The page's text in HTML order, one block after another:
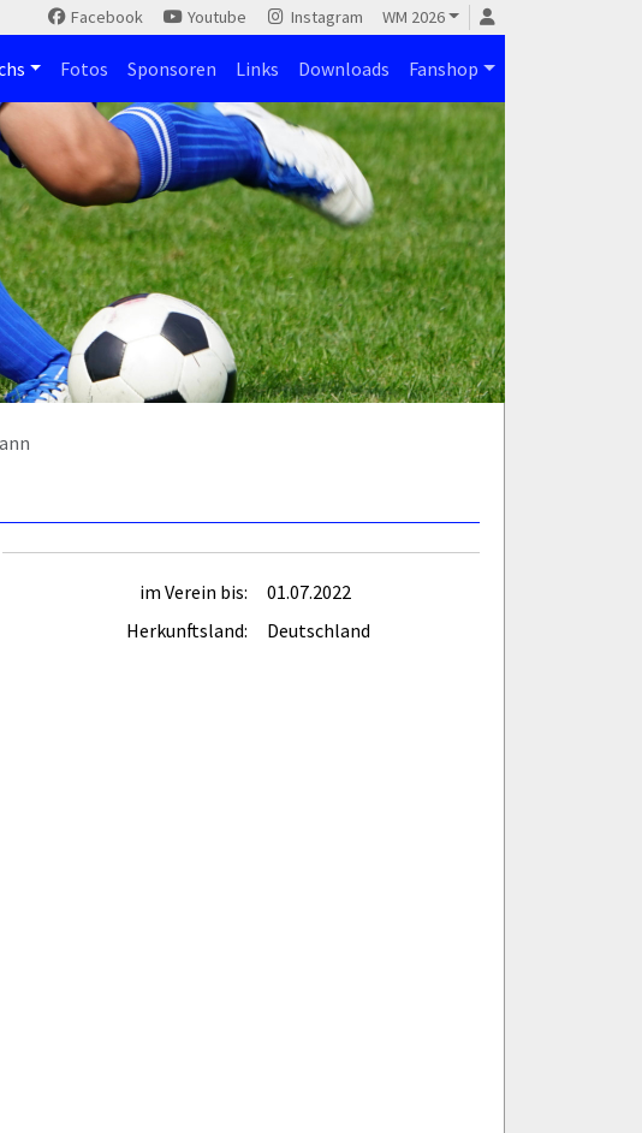
Facebook Youtube Instagram WM 2026
Fotos Sponsoren Links Downloads Fanshop
im Verein bis:
01.07.2022
Herkunftsland:
Deutschland